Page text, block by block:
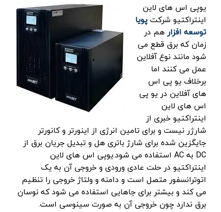
یوپی اس های لاین
اینتراکتیو شرکتپویا
توسعه افزارهم در
زمان که برق قطع می
شود مانند نوع آفلاین
عمل می کنند اما
برخلاف یو پی اس
های آفلاین در یو پی
اس های لاین
اینتراکتیو خبری از
شارژر نیست و برای تامین انرژی از اینورتر و کانورتر
جایگزین شده برای شارژ باتری هل و تبدیل جریان برق از
DC به AC استفاده می شود.یوپی اس های لاین
اینتراکتیو در حلت عادی ورودی و خروجی آن به یک
اتوترانسفور متصل است و دامنه و ولتاژ خروجی را تنظیم
می کند و بیشتر برای جاهایی استفاده می شود که نوسان
برق ندارد چون خروجی آن به صورت سینوسی است.